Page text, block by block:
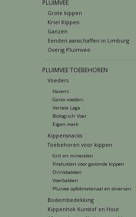
PLUIMVEE
Grote kippen
Kriel Kippen
Ganzen
Eenden aanschaffen in Limburg
Overig Pluimvee
PLUIMVEE TOEBEHOREN
Voeders
Havens
Garvo voeders
Versele Laga
Biologisch Voer
Eigen merk
Kippensnacks
Toebehoren voor kippen
Grit en mineralen
Produkten voor gezonde kippen
Drinkbakken
Voerbakken
Pluivee opfokmateriaal en diversen
Bodembedekking
Kippenhok Kunstof en Hout